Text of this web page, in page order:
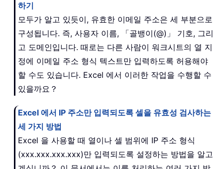
하기
모두가 알고 있듯이, 유효한 이메일 주소은 세 부분으로
구성됩니다. 즉, 사용자 이름, 「골뱅이(@)」 기호, 그리
고 도메인입니다. 때로는 다른 사람이 워크시트의 열 지
정에 이메일 주소 형식 텍스트만 입력하도록 허용해야
할 수도 있습니다. Excel 에서 이러한 작업을 수행할 수
있을까요？
Excel 에서 IP 주소만 입력되도록 셀을 유효성 검사하는
세 가지 방법
Excel 을 사용할 때 열이나 셀 범위에 IP 주소 형식
(xxx.xxx.xxx.xxx)만 입력되도록 설정하는 방법을 알고